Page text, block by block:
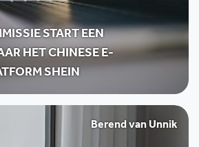
START EEN
HET CHINESE E-
SHEIN
Berend van Unnik